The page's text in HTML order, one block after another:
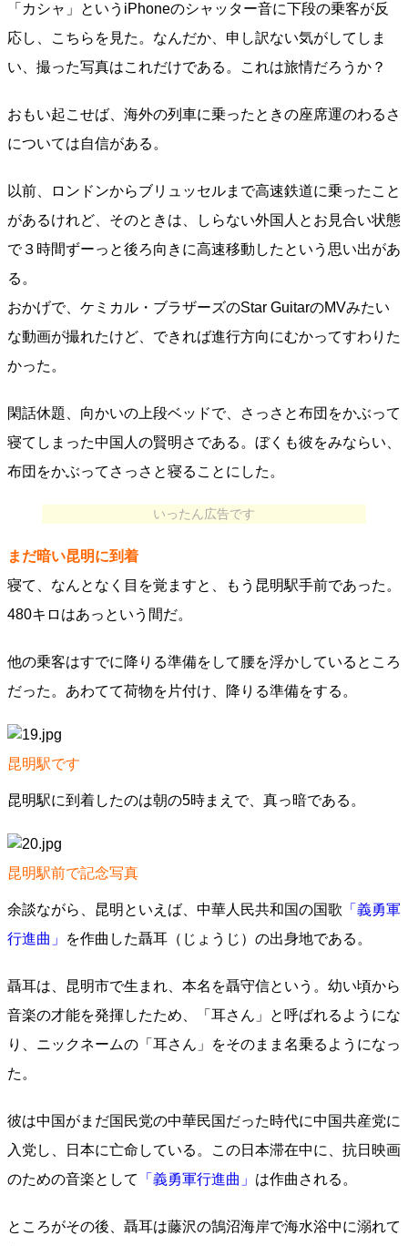
「カシャ」というiPhoneのシャッター音に下段の乗客が反
応し、こちらを見た。なんだか、申し訳ない気がしてしま
い、撮った写真はこれだけである。これは旅情だろうか？
おもい起こせば、海外の列車に乗ったときの座席運のわるさ
については自信がある。
以前、ロンドンからブリュッセルまで高速鉄道に乗ったこと
があるけれど、そのときは、しらない外国人とお見合い状態
で３時間ずーっと後ろ向きに高速移動したという思い出があ
る。
おかげで、ケミカル・ブラザーズのStar GuitarのMVみたい
な動画が撮れたけど、できれば進行方向にむかってすわりた
かった。
閑話休題、向かいの上段ベッドで、さっさと布団をかぶって
寝てしまった中国人の賢明さである。ぼくも彼をみならい、
布団をかぶってさっさと寝ることにした。
いったん広告です
まだ暗い昆明に到着
寝て、なんとなく目を覚ますと、もう昆明駅手前であった。
480キロはあっという間だ。
他の乗客はすでに降りる準備をして腰を浮かしているところ
だった。あわてて荷物を片付け、降りる準備をする。
昆明駅です
昆明駅に到着したのは朝の5時まえで、真っ暗である。
昆明駅前で記念写真
余談ながら、昆明といえば、中華人民共和国の国歌 「義勇軍
行進曲」
を作曲した聶耳（じょうじ）の出身地である。
聶耳は、昆明市で生まれ、本名を聶守信という。幼い頃から
音楽の才能を発揮したため、「耳さん」と呼ばれるようにな
り、ニックネームの「耳さん」をそのまま名乗るようになっ
た。
彼は中国がまだ国民党の中華民国だった時代に中国共産党に
入党し、日本に亡命している。この日本滞在中に、抗日映画
のための音楽として
「義勇軍行進曲」 は作曲される。
ところがその後、聶耳は藤沢の鵠沼海岸で海水浴中に溺れて